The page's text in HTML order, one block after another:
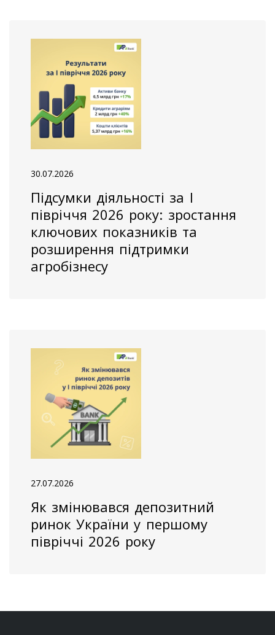
30.07.2026
Підсумки діяльності за І
півріччя 2026 року: зростання
ключових показників та
розширення підтримки
агробізнесу
27.07.2026
Як змінювався депозитний
ринок України у першому
півріччі 2026 року